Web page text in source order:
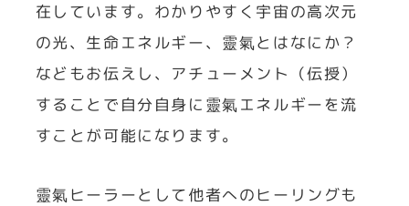
在しています。わかりやすく宇宙の高次元
の光、生命エネルギー、靈氣とはなにか？
などもお伝えし、アチューメント（伝授）
することで自分自身に靈氣エネルギーを流
すことが可能になります。
靈氣ヒーラーとして他者へのヒーリングも